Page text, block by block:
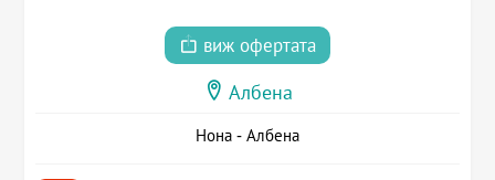
виж офертата
Албена
Нона - Албена